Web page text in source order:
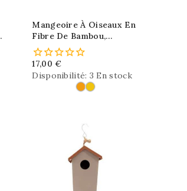
Mangeoire À Oiseaux En
Fibre De Bambou,
Ecologique
17,00 €
Disponibilité: 3 En stock